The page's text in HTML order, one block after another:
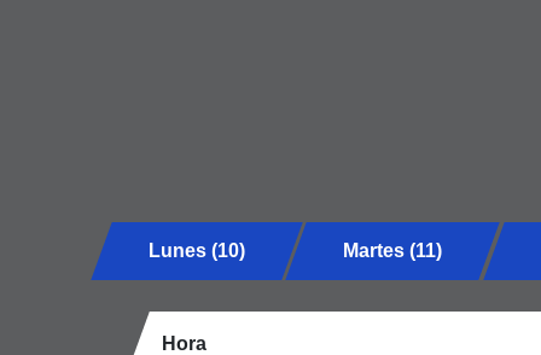
Lunes (10) Martes (11)
Hora